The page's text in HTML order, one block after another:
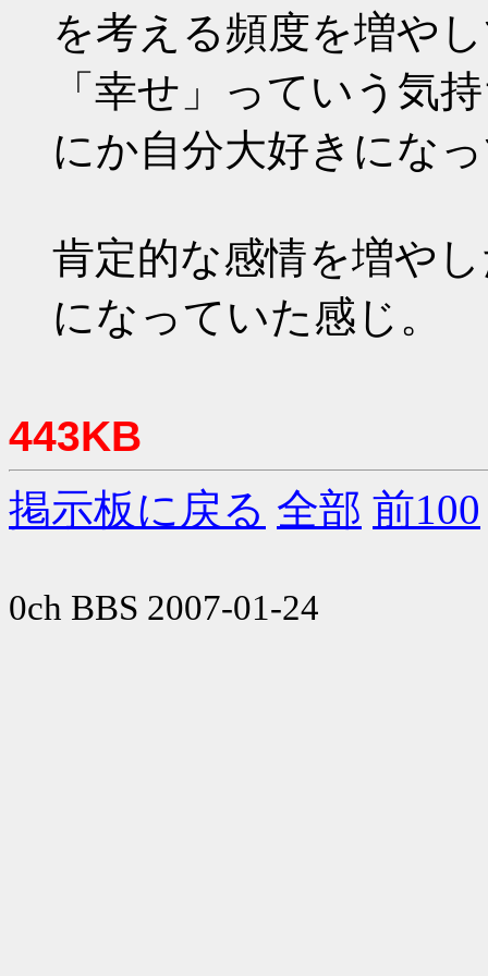
を考える頻度を増や
「幸せ」っていう気
にか自分大好きにな
肯定的な感情を増や
になっていた感じ。
443KB
掲示板に戻る 全部 前100
0ch BBS 2007-01-24